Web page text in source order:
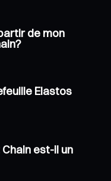
de mon
Elastos
est-il un